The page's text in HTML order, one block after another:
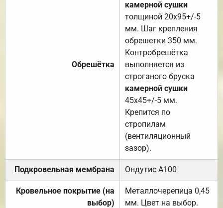
Обрешётка
камерной сушки
толщиной 20х95+/-5
мм. Шаг крепления
обрешетки 350 мм.
Контробрешётка
выполняется из
строганого бруска
камерной сушки
45х45+/-5 мм.
Крепится по
стропилам
(вентиляционный
зазор).
Подкровельная мембрана Ондутис А100
Кровельное покрытие (на
выбор)
Металлочерепица 0,45
мм. Цвет на выбор.